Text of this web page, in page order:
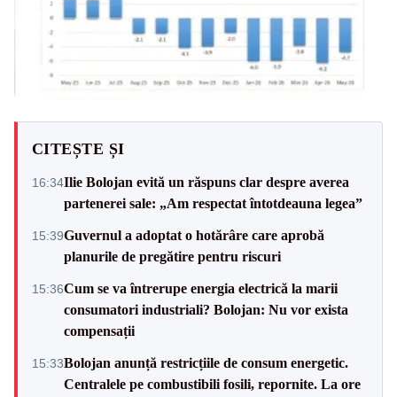
CITEȘTE ȘI
16:34Ilie Bolojan evită un răspuns clar despre averea
partenerei sale: „Am respectat întotdeauna legea”
15:39Guvernul a adoptat o hotărâre care aprobă
planurile de pregătire pentru riscuri
15:36Cum se va întrerupe energia electrică la marii
consumatori industriali? Bolojan: Nu vor exista
compensații
15:33Bolojan anunță restricțiile de consum energetic.
Centralele pe combustibili fosili, repornite. La ore